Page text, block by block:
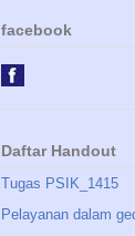
facebook
Daftar Handout
Tugas PSIK_1415
Pelayanan dalam